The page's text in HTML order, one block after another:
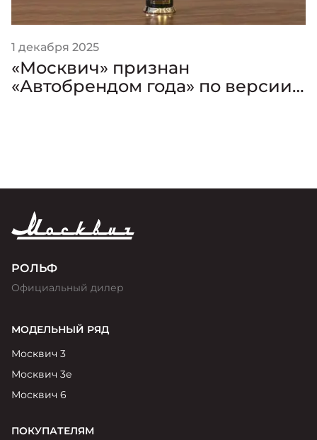
1 декабря 2025
«Москвич» признан
«Автобрендом года» по версии
РОЛЬФ
Официальный дилер
МОДЕЛЬНЫЙ РЯД
Москвич 3
Москвич 3е
Москвич 6
ПОКУПАТЕЛЯМ